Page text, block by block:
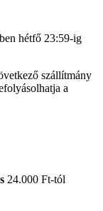
hétfő 23:59-ig
szállítmány
a
24.000 Ft-tól